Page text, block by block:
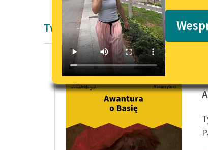
Twórczość okresu współczesności